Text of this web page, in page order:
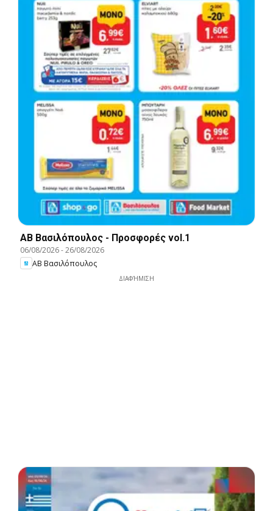
ΑΒ Βασιλόπουλος - Προσφορές vol.1
06/08/2026-26/08/2026
ΑΒ Βασιλόπουλος
ΔΙΑΦΉΜΙΣΗ